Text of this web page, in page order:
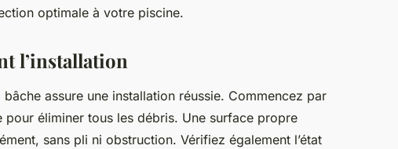
optimale à votre piscine.
l’installation
assure une installation réussie. Commencez par
pour éliminer tous les débris. Une surface propre
sans pli ni obstruction. Vérifiez également l’état